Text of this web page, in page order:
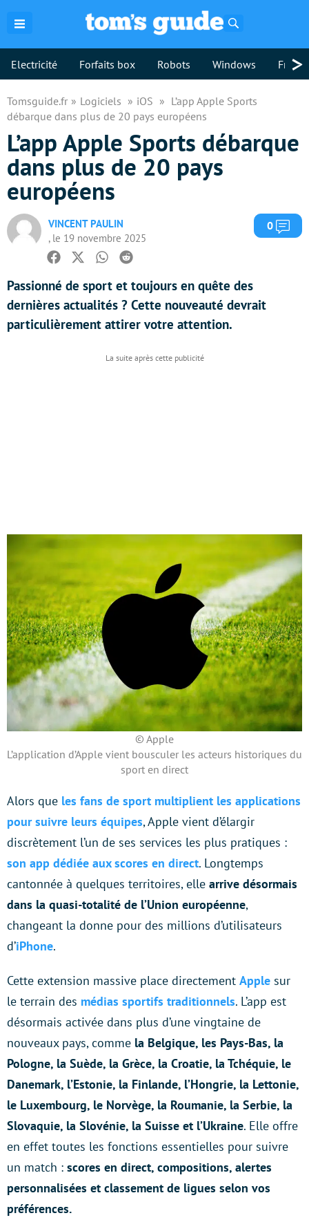
Electricité Forfaits box Robots Windows >
Tomsguide.fr Logiciels iOS
L’app Apple Sports
débarque dans plus de 20 pays européens
L’app Apple Sports débarque
dans plus de 20 pays
européens
VINCENT PAULIN
, le 19 novembre 2025
0
Facebook
TwitterWhatsapp
Reddit
Passionné de sport et toujours en quête des
dernières actualités ? Cette nouveauté devrait
particulièrement attirer votre attention.
© Apple
L’application d’Apple vient bousculer les acteurs historiques du
sport en direct
Alors que les fans de sport multiplient les applications
pour suivre leurs équipes, Apple vient d’élargir
discrètement l’un de ses services les plus pratiques :
son app dédiée aux scores en direct. Longtemps
cantonnée à quelques territoires, elle arrive désormais
dans la quasi-totalité de l’Union européenne,
changeant la donne pour des millions d’utilisateurs
d’iPhone.
Cette extension massive place directement Apple sur
le terrain des médias sportifs traditionnels. L’app est
désormais activée dans plus d’une vingtaine de
nouveaux pays, comme la Belgique, les Pays-Bas, la
Pologne, la Suède, la Grèce, la Croatie, la Tchéquie, le
Danemark, l’Estonie, la Finlande, l’Hongrie, la Lettonie,
le Luxembourg, le Norvège, la Roumanie, la Serbie, la
Slovaquie, la Slovénie, la Suisse et l’Ukraine. Elle offre
en effet toutes les fonctions essentielles pour suivre
un match : scores en direct, compositions, alertes
personnalisées et classement de ligues selon vos
préférences.